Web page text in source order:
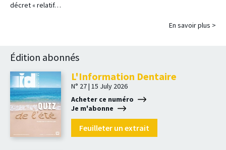
décret « relatif…
En savoir plus >
Édition abonnés
L'Information Dentaire
N° 27 | 15 July 2026
Acheter ce numéro
Je m'abonne
Feuilleter un extrait